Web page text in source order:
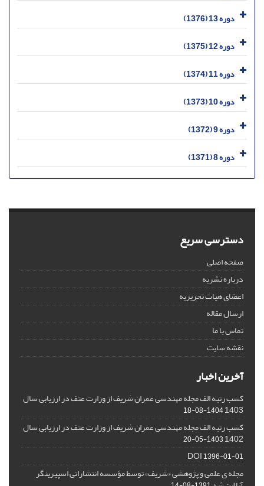
دوره 13 (1376)
دوره 12 (1375)
دوره 11 (1374)
دوره 10 (1373)
دوره 9 (1372)
دوره 8 (1371)
دسترسی سریع
صفحه اصلی
درباره نشریه
اعضای هیات تحریریه
ارسال مقاله
تماس با ما
نقشه سایت
آخرین اخبار
کسب رتبه الف مجله مهندسی عمران شریف از وزارت عتف در ارزیابی سال
1403
1404-08-18
کسب رتبه الف مجله مهندسی عمران شریف از وزارت عتف در ارزیابی سال
1402
1403-05-20
DOI1396-01-01
مجله ی علمی و پژوهشی «شریف» توسط مؤسسه انتشاراتی اسپیرینگر